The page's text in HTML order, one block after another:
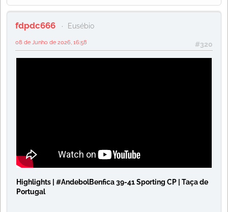
fdpdc666 Eusébio
#320
08 de Junho de 2026, 16:58
Highlights | #AndebolBenfica 39-41 Sporting CP | Taça de
Portugal